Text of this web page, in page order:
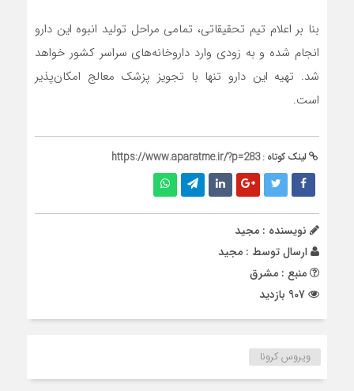
بنا بر اعلام تیم تحقیقاتی، تمامی مراحل تولید انبوه این دارو
انجام شده و به زودی وارد داروخانه‌های سراسر کشور خواهد
شد. تهیه این دارو تنها با تجویز پزشک معالج امکان‌پذیر
است.
لینک کوتاه :https://www.aparatme.ir/?p=283
نویسنده : مجید
ارسال توسط : مجید
منبع : مشرق
ویروس کرونا